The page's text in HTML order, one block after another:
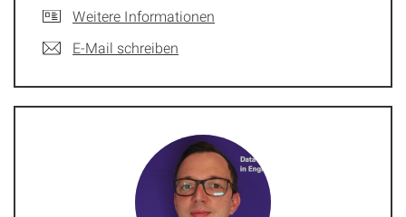
Weitere Informationen
E-Mail schreiben